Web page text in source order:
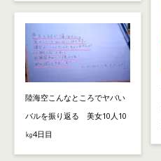
陸海空こんなところでヤバい
バルを振り返る 美女10人10
㎏4日目